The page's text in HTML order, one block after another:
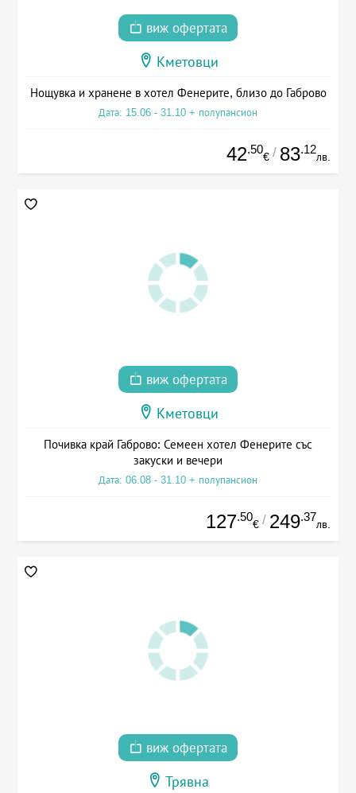
виж офертата
Кметовци
Нощувка и хранене в хотел Фенерите, близо до Габрово
Дата: 15.06 - 31.10 + полупансион
42.50
€ / 83.12
лв.
виж офертата
Кметовци
Почивка край Габрово: Семеен хотел Фенерите със
закуски и вечери
Дата: 06.08 - 31.10 + полупансион
127.50
€ / 249.37
лв.
виж офертата
Трявна